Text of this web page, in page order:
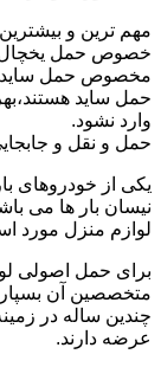
مهم ترین و
خصوص حمل یخچال
مخصوص حمل ساید
حمل ساید
وارد نشود.
حمل و نقل و
یکی از خودروهای
نیسان بار ها می
لوازم منزل مورد
برای حمل اصولی
متخصصین آن
چندین ساله در
عرضه دارند.